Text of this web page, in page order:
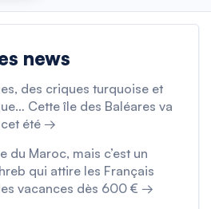
news
des criques turquoise et
Cette île des Baléares va
cet été →
du Maroc, mais c’est un
qui attire les Français
vacances dès 600 € →